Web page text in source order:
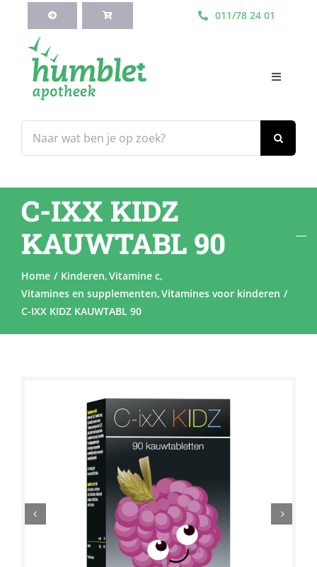
inhoud
011/78 24 01
naar:
Toggle
Webshop
Blog
Diensten
Contacteer Ons
C-IXX KIDZ
KAUWTABL 90
Home Kinderen Vitamine c
Vitamines en supplementen Vitamines voor kinderen
C-IXX KIDZ KAUWTABL 90